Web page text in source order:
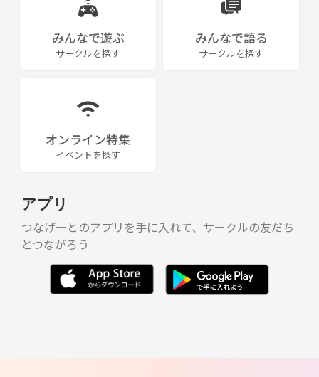
みんなで遊ぶ
サークルを探す
みんなで語る
サークルを探す
オンライン特集
イベントを探す
アプリ
つなげーとのアプリを手に入れて、サークルの友だち
とつながろう